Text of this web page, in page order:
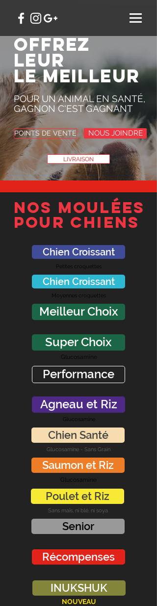
OFFREZ
LEUR
LE MEILLEUR
POUR UN ANIMAL EN SANTÉ,
GAGNON C'EST GAGNANT
POINTS DE VENTE NOUS JOINDRE
LIVRAISON
NOS MOULÉES
POUR CHIENS
Chien Croissant
Petites croquettes
Chien Croissant
Moyennes croquettes
Meilleur Choix
Super Choix
Glucosamine
Performance
Agneau et Riz
Glucosamine
Chien Santé
Glucosamine - Sans Grain
Saumon et Riz
Glucosamine
Poulet et Riz
Sans maïs, ni blé, ni soya
Senior
Récompenses
INUKSHUK
NOUVEAU